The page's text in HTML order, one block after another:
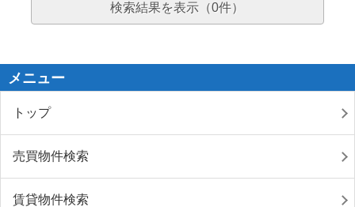
検索結果を表示（0件）
メニュー
トップ
売買物件検索
賃貸物件検索